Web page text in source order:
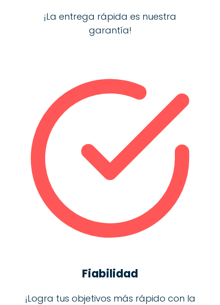
¡La entrega rápida es nuestra
garantía!
Fiabilidad
¡Logra tus objetivos más rápido con la